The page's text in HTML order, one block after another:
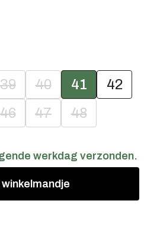
39 40 41
42
46 47 48
werkdag verzonden.
winkelmandje